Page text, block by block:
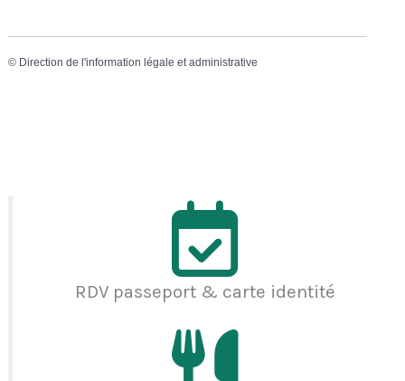
© Direction de l'information légale et administrative
RDV passeport & carte identité